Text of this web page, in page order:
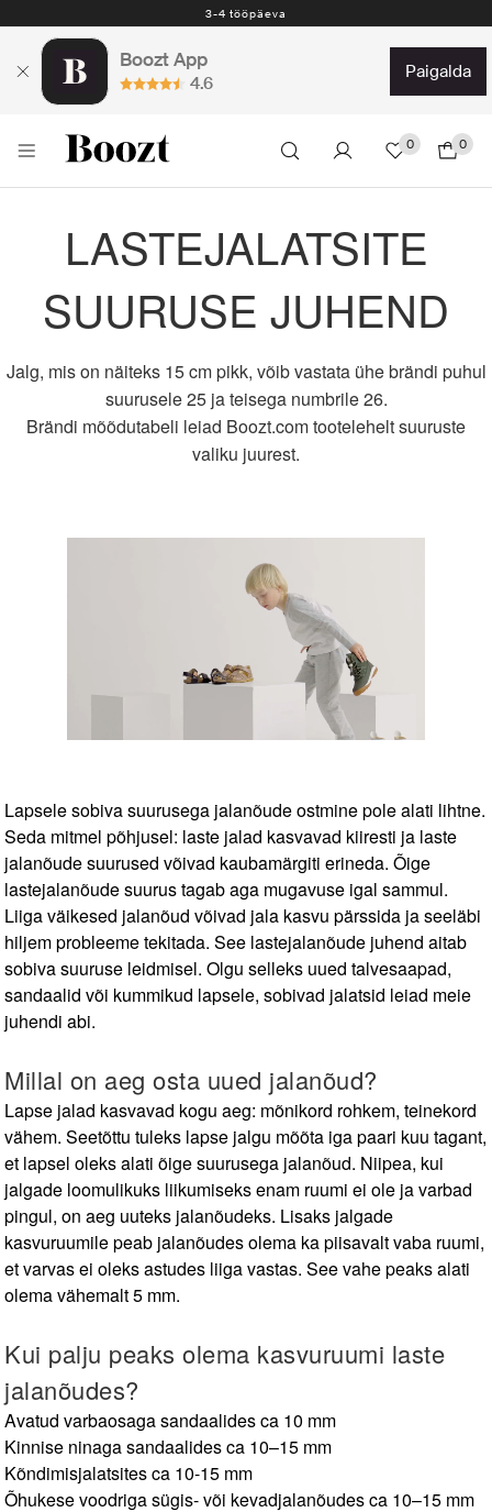
Lihtne tagastamine 30 päeva jooksul
Boozt App
4.6
paigalda
0 0
LASTEJALATSITE
SUURUSE JUHEND
Jalg, mis on näiteks 15 cm pikk, võib vastata ühe brändi puhul
suurusele 25 ja teisega numbrile 26.
Brändi mõõdutabeli leiad Boozt.com tootelehelt suuruste
valiku juurest.
Lapsele sobiva suurusega jalanõude ostmine pole alati lihtne.
Seda mitmel põhjusel: laste jalad kasvavad kiiresti ja laste
jalanõude suurused võivad kaubamärgiti erineda. Õige
lastejalanõude suurus tagab aga mugavuse igal sammul.
Liiga väikesed jalanõud võivad jala kasvu pärssida ja seeläbi
hiljem probleeme tekitada. See lastejalanõude juhend aitab
sobiva suuruse leidmisel. Olgu selleks uued talvesaapad,
sandaalid või kummikud lapsele, sobivad jalatsid leiad meie
juhendi abi.
Millal on aeg osta uued jalanõud?
Lapse jalad kasvavad kogu aeg: mõnikord rohkem, teinekord
vähem. Seetõttu tuleks lapse jalgu mõõta iga paari kuu tagant,
et lapsel oleks alati õige suurusega jalanõud. Niipea, kui
jalgade loomulikuks liikumiseks enam ruumi ei ole ja varbad
pingul, on aeg uuteks jalanõudeks. Lisaks jalgade
kasvuruumile peab jalanõudes olema ka piisavalt vaba ruumi,
et varvas ei oleks astudes liiga vastas. See vahe peaks alati
olema vähemalt 5 mm.
Kui palju peaks olema kasvuruumi laste
jalanõudes?
Avatud varbaosaga sandaalides ca 10 mm
Kinnise ninaga sandaalides ca 10–15 mm
Kõndimisjalatsites ca 10-15 mm
Õhukese voodriga sügis- või kevadjalanõudes ca 10–15 mm